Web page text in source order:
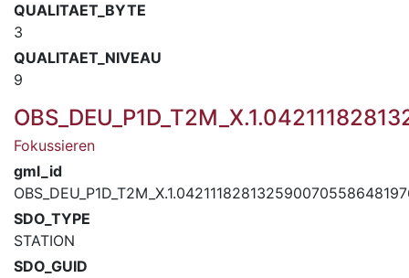
QUALITAET_BYTE
3
QUALITAET_NIVEAU
9
Fokussieren
gml_id
SDO_TYPE
STATION
SDO_GUID